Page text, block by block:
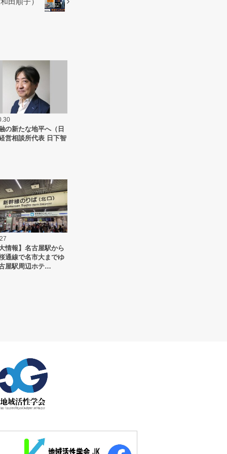
の新たな地平へ（日
営相談所代表 日下智
情報】名古屋駅から
通線で名市大までゆ
屋駅周辺ホテ…